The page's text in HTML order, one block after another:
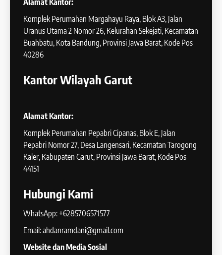
Komplek Perumahan Margahayu Raya, Blok A3, Jalan
Uranus Utama 2 Nomor 26, Kelurahan Sekejati, Kecamatan
Buahbatu, Kota Bandung, Provinsi Jawa Barat, Kode Pos
40286
Kantor Wilayah Garut
Alamat Kantor:
Komplek Perumahan Pepabri Cipanas, Blok E, Jalan
Pepabri Nomor 27, Desa Langensari, Kecamatan Tarogong
Kaler, Kabupaten Garut, Provinsi Jawa Barat, Kode Pos
44151
Hubungi Kami
WhatsApp: +6285706571577
Email: ahdanramdani@gmail.com
Website dan Media Sosial